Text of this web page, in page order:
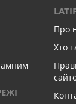
Про
Хто